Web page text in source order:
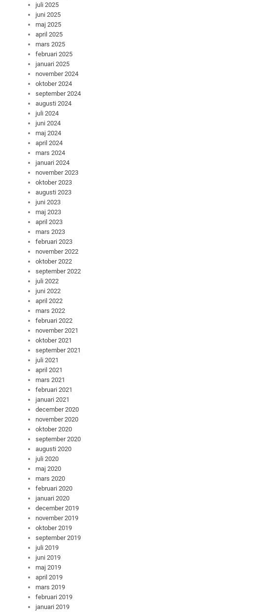
juli 2025
juni 2025
maj 2025
april 2025
mars 2025
februari 2025
januari 2025
november 2024
oktober 2024
september 2024
augusti 2024
juli 2024
juni 2024
maj 2024
april 2024
mars 2024
januari 2024
november 2023
oktober 2023
augusti 2023
juni 2023
maj 2023
april 2023
mars 2023
februari 2023
november 2022
oktober 2022
september 2022
juli 2022
juni 2022
april 2022
mars 2022
februari 2022
november 2021
oktober 2021
september 2021
juli 2021
april 2021
mars 2021
februari 2021
januari 2021
december 2020
november 2020
oktober 2020
september 2020
augusti 2020
juli 2020
maj 2020
mars 2020
februari 2020
januari 2020
december 2019
november 2019
oktober 2019
september 2019
juli 2019
juni 2019
maj 2019
april 2019
mars 2019
februari 2019
januari 2019